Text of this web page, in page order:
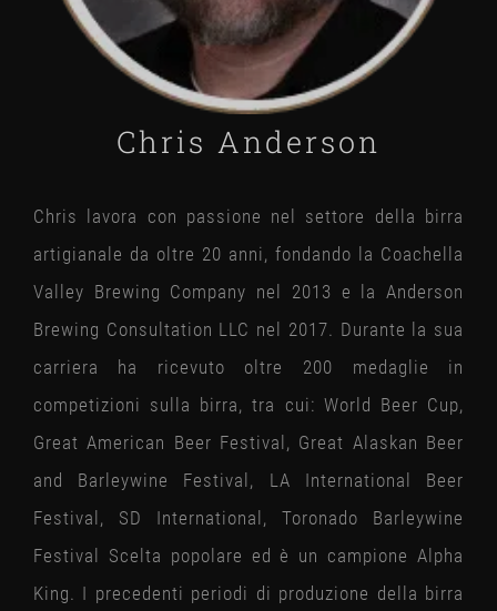
Chris Anderson
Chris lavora con passione nel settore della birra
artigianale da oltre 20 anni, fondando la Coachella
Valley Brewing Company nel 2013 e la Anderson
Brewing Consultation LLC nel 2017. Durante la sua
carriera ha ricevuto oltre 200 medaglie in
competizioni sulla birra, tra cui: World Beer Cup,
Great American Beer Festival, Great Alaskan Beer
and Barleywine Festival, LA International Beer
Festival, SD International, Toronado Barleywine
Festival Scelta popolare ed è un campione Alpha
King. I precedenti periodi di produzione della birra